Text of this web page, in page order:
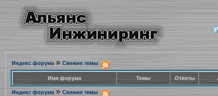
Индекс форума» Свежие темы
Имя форума Темы Ответы
Индекс форума » Свежие темы